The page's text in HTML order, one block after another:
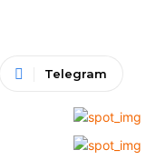
Telegram